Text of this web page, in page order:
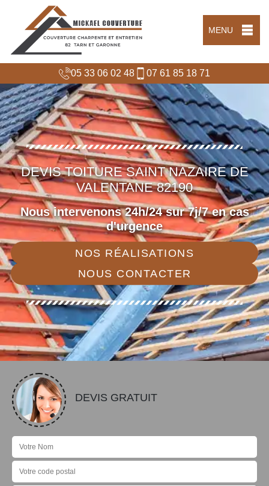
MENU
05 33 06 02 48 07 61 85 18 71
DEVIS TOITURE SAINT NAZAIRE DE
VALENTANE 82190
Nous intervenons 24h/24 sur 7j/7 en cas
d'urgence
NOS RÉALISATIONS
NOUS CONTACTER
DEVIS GRATUIT